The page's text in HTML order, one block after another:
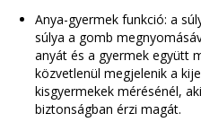
Anya-gyermek funkció: a
súlya a gomb
anyát és a gyermek együtt
közvetlenül megjelenik a
kisgyermekek mérésénél,
biztonságban érzi magát.